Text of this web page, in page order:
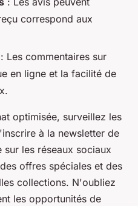
correspond aux
: Les commentaires sur
en ligne et la facilité de
optimisée, surveillez les
à la newsletter de
les réseaux sociaux
offres spéciales et des
collections. N'oubliez
les opportunités de